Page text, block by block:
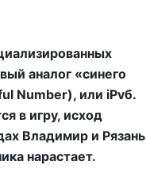
аналог «синего
Number), или iPvб.
в игру, исход
Владимир и Рязань
нарастает.